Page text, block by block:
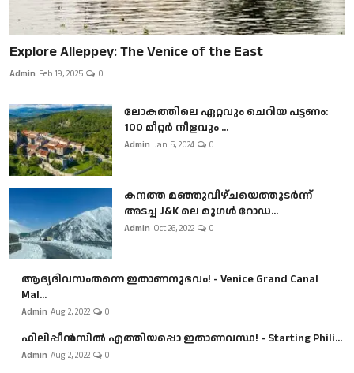
Explore Alleppey: The Venice of the East
Admin Feb 19, 2025 0
ലോകത്തിലെ ഏറ്റവും ചെറിയ പട്ടണം:
100 മീറ്റർ നീളവും ...
Admin Jan 5, 2024 0
കനത്ത മഞ്ഞുവീഴ്ചയെത്തുടർന്ന്
അടച്ച J&K ലെ മുഗൾ റോഡ...
Admin Oct 26, 2022 0
ആദ്യദിവസംതന്നെ ഇതാണനുഭവം! - Venice Grand Canal
Mal...
Admin Aug 2, 2022 0
ഫിലിപ്പീൻസിൽ എത്തിയപ്പൊ ഇതാണവസ്ഥ! - Starting Phili...
Admin Aug 2, 2022 0